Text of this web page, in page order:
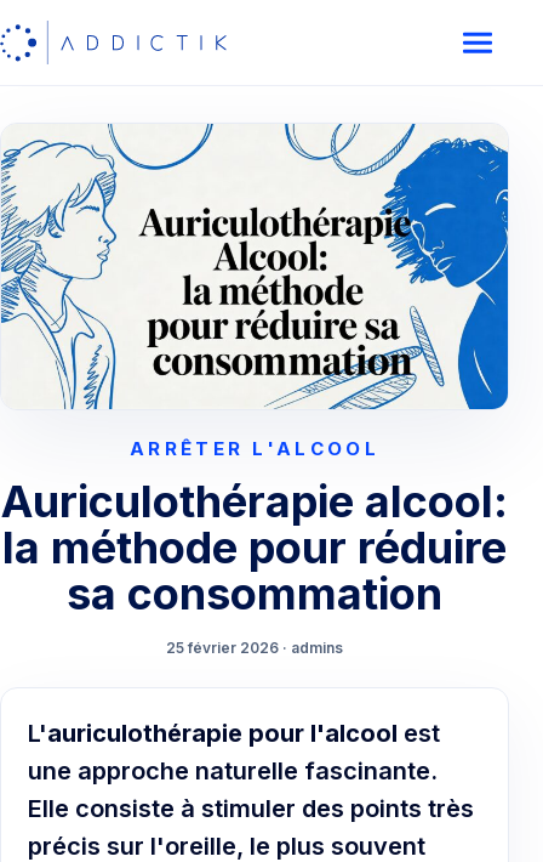
ARRÊTER L'ALCOOL
Auriculothérapie alcool:
la méthode pour réduire
sa consommation
25 février 2026 · admins
L'auriculothérapie pour l'alcool est
une approche naturelle fascinante.
Elle consiste à stimuler des points très
précis sur l'oreille, le plus souvent